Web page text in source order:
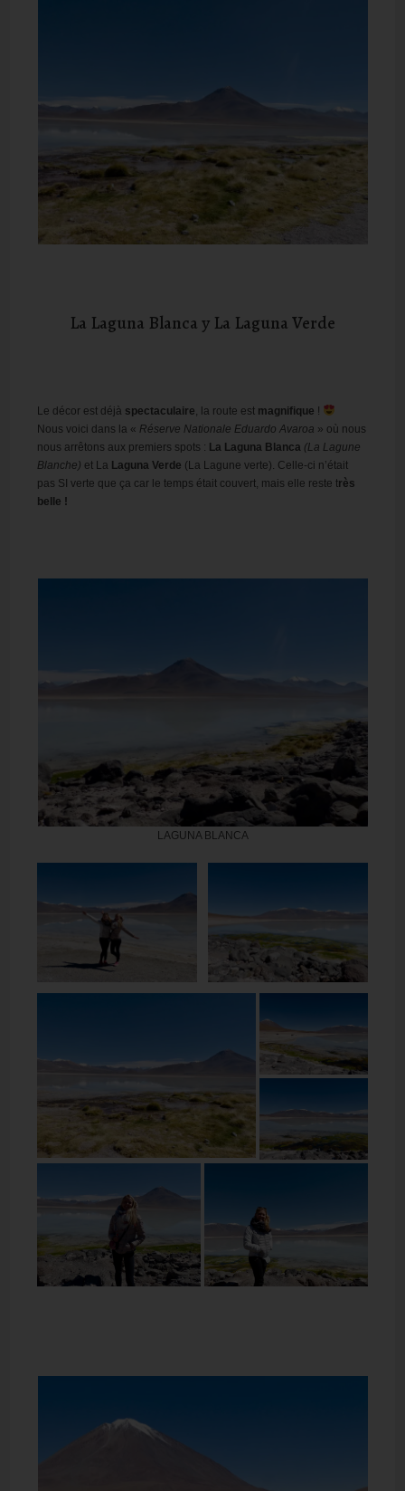
La Laguna Blanca y La Laguna Verde
Le décor est déjà spectaculaire, la route est magnifique !
Nous voici dans la « Réserve Nationale Eduardo Avaroa » où nous
nous arrêtons aux premiers spots : La Laguna Blanca (La Lagune
Blanche) et La Laguna Verde (La Lagune verte). Celle-ci n’était
pas SI verte que ça car le temps était couvert, mais elle reste très
belle !
LAGUNA BLANCA